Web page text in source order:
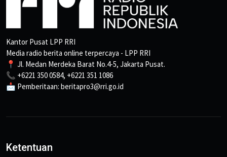
Kantor Pusat LPP RRI
Media radio berita online terpercaya - LPP RRI
📍 Jl. Medan Merdeka Barat No.4-5, Jakarta Pusat.
📞 +6221 350 0584, +6221 351 1086
📩 Pemberitaan: beritapro3@rri.go.id
Ketentuan